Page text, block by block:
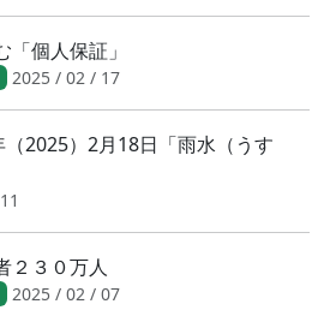
個人保証」
2025 / 02 / 17
2025）2月18日「雨水（うす
３０万人
2025 / 02 / 07